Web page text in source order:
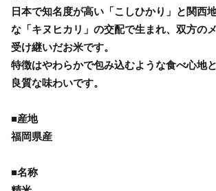
日本で知名度が高い「こしひかり」と関西
な「キヌヒカリ」の交配で生まれ、双方の
受け継いだお米です。
特徴はやわらかで包み込むような食べ心地
良質な味わいです。
■産地
福岡県産
■名称